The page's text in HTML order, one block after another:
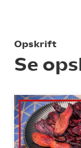
Opskrift
Se